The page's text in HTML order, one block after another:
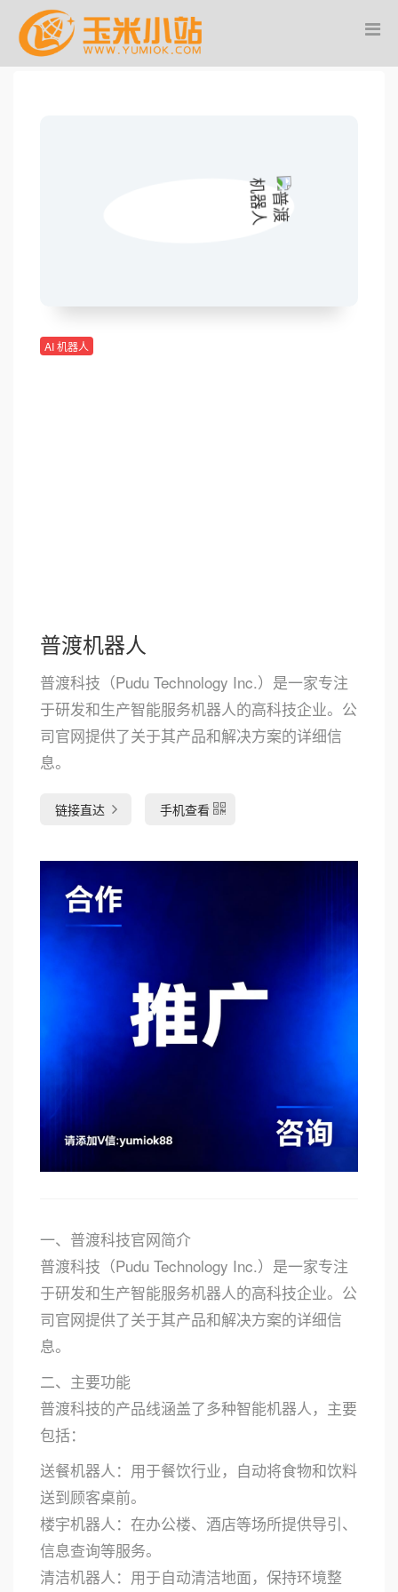
AI 机器人
普渡机器人
普渡科技（Pudu Technology Inc.）是一家专注
于研发和生产智能服务机器人的高科技企业。公
司官网提供了关于其产品和解决方案的详细信
息。
链接直达 手机查看
一、普渡科技官网简介
普渡科技（Pudu Technology Inc.）是一家专注
于研发和生产智能服务机器人的高科技企业。公
司官网提供了关于其产品和解决方案的详细信
息。
二、主要功能
普渡科技的产品线涵盖了多种智能机器人，主要
包括：
送餐机器人：用于餐饮行业，自动将食物和饮料
送到顾客桌前。
楼宇机器人：在办公楼、酒店等场所提供导引、
信息查询等服务。
清洁机器人：用于自动清洁地面，保持环境整